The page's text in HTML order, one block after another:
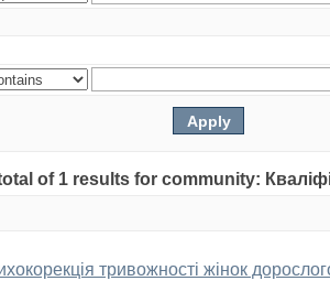
of 1 results for community:
тривожності жінок